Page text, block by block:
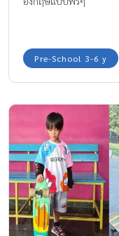
Pre-School 3-6 y